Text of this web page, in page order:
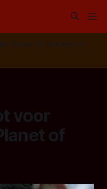
News 🦋 Bluesky
✉️
voor
of